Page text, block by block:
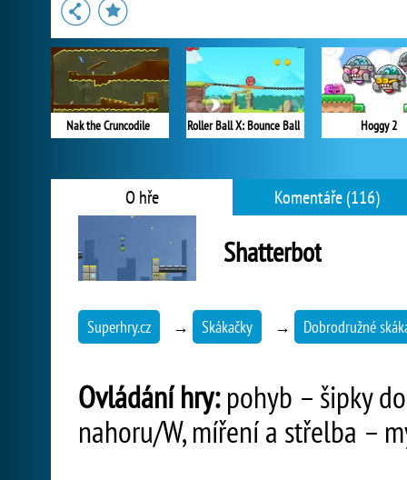
Nak the Cruncodile Roller Ball X: Bounce Ball Hoggy 2
O hře Komentáře (116)
Shatterbot
Superhry.cz → Skákačky → Dobrodružné
Ovládání hry:pohyb – šipky
nahoru/W, míření a střelba –